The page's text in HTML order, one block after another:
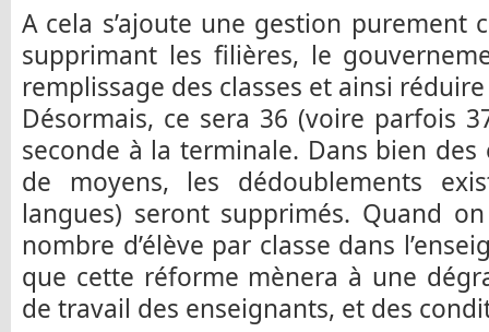
A cela s’ajoute une gestion purement
supprimant les filières, le
remplissage des classes et ainsi
Désormais, ce sera 36 (voire parfois
seconde à la terminale. Dans bien
de moyens, les dédoublements
langues) seront supprimés. Quand
nombre d’élève par classe dans
que cette réforme mènera à une
de travail des enseignants, et des